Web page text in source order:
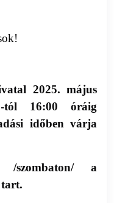
2025. május
tól 16:00 óráig
időben várja
/szombaton/ a